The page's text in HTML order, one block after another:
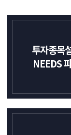
투자종목
NEEDS